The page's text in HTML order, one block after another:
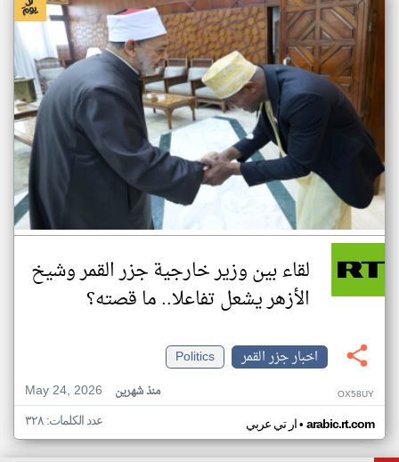
لقاء بين وزير خارجية جزر القمر وشيخ
الأزهر يشعل تفاعلا.. ما قصته؟
اخبار جزر القمر
Politics
May 24, 2026
منذ شهرين OX58UY
ار تي عربي• arabic.rt.com عدد الكلمات: ٣٢٨